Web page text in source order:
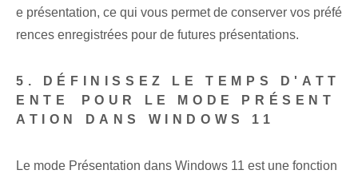
e présentation, ce qui vous permet de conserver vos préfé
rences enregistrées pour de futures présentations.
5. DÉFINISSEZ ‌LE‍ TEMPS D'ATT
ENTE⁤ POUR LE MODE PRÉSENT
ATION DANS ‌WINDOWS 11
Le mode Présentation dans Windows 11 est une fonction